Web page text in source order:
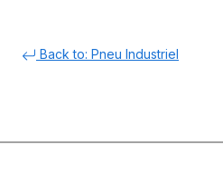
Back to: Pneu Industriel